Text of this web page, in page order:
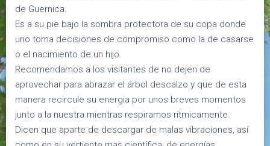
de Guernica.
Es a su pie bajo la sombra protectora de su copa donde
uno toma decisiones de compromiso como la de casarse
o el nacimiento de un hijo.
Recomendamos a los visitantes de no dejen de
aprovechar para abrazar el árbol descalzo y que de esta
manera recircule su energia por unos breves momentos
junto a la nuestra mientras respiramos rítmicamente.
Dicen que aparte de descargar de malas vibraciones, así